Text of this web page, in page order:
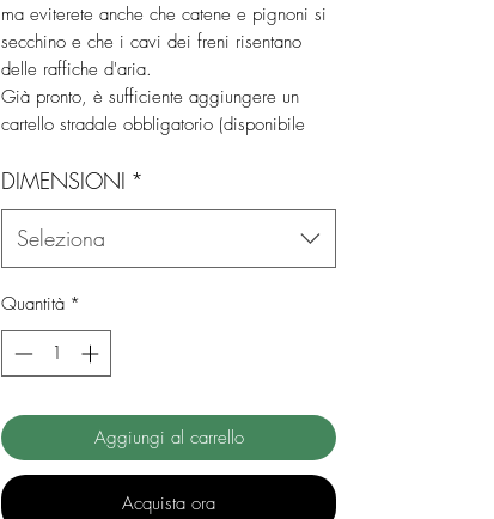
ma eviterete anche che catene e pignoni si
secchino e che i cavi dei freni risentano
delle raffiche d'aria.
Già pronto, è sufficiente aggiungere un
cartello stradale obbligatorio (disponibile
PVC presente sul coperchio.
Sul coperchio sono presenti 4 elementi di
fissaggio per le cinghie.
È presente anche una fessura per il
dispositivo antifurto (disponibile come
opzione).
Il suo elegante colore grigio antracite vi
Dotato di sistema antifurto, grazie a due
pratiche asole che permettono di chiudere a
chiave fodera e bici.
Facile da riporre (borsa fornita).
DIMENSIONI *
Seleziona
Quantità *
Aggiungi al carrello
Acquista ora